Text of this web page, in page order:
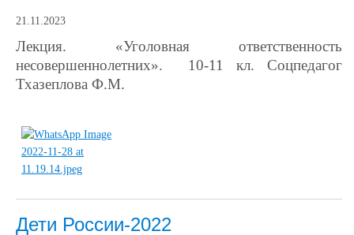
21.11.2023
Лекция. «Уголовная ответственность
несовершеннолетних». 10-11 кл. Соцпедагог
Тхазеплова Ф.М.
Дети России-2022